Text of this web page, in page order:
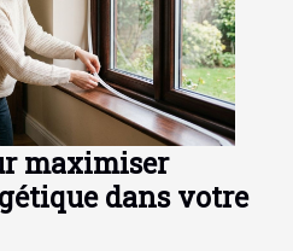
maximiser
dans votre